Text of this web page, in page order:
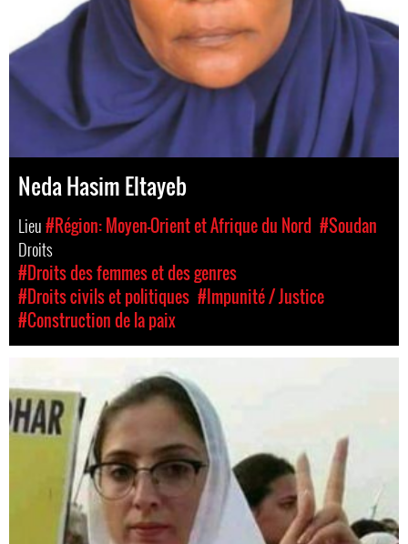
Neda Hasim Eltayeb
Lieu#Région: Moyen-Orient et Afrique du Nord #Soudan
Droits
#Droits des femmes et des genres
#Droits civils et politiques #Impunité / Justice
#Construction de la paix